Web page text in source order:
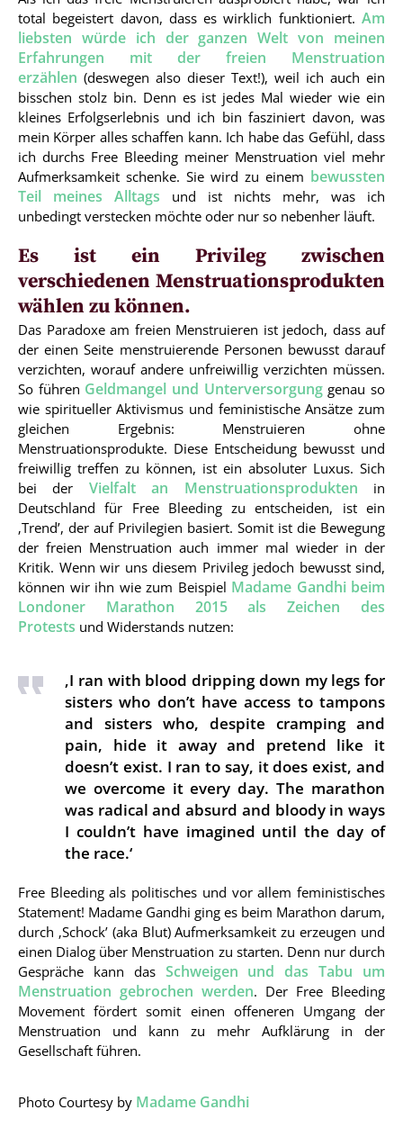
total begeistert davon, dass es wirklich funktioniert. Am
liebsten würde ich der ganzen Welt von meinen
Erfahrungen mit der freien Menstruation
erzählen (deswegen also dieser Text!), weil ich auch ein
bisschen stolz bin. Denn es ist jedes Mal wieder wie ein
kleines Erfolgserlebnis und ich bin fasziniert davon, was
mein Körper alles schaffen kann. Ich habe das Gefühl, dass
ich durchs Free Bleeding meiner Menstruation viel mehr
Aufmerksamkeit schenke. Sie wird zu einem bewussten
Teil meines Alltags und ist nichts mehr, was ich
unbedingt verstecken möchte oder nur so nebenher läuft.
Es ist ein Privileg zwischen
verschiedenen Menstruationsprodukten
wählen zu können.
Das Paradoxe am freien Menstruieren ist jedoch, dass auf
der einen Seite menstruierende Personen bewusst darauf
verzichten, worauf andere unfreiwillig verzichten müssen.
So führen Geldmangel und Unterversorgunggenau so
wie spiritueller Aktivismus und feministische Ansätze zum
gleichen Ergebnis: Menstruieren ohne
Menstruationsprodukte. Diese Entscheidung bewusst und
freiwillig treffen zu können, ist ein absoluter Luxus. Sich
bei der Vielfalt an Menstruationsprodukten in
Deutschland für Free Bleeding zu entscheiden, ist ein
‚Trend’, der auf Privilegien basiert. Somit ist die Bewegung
der freien Menstruation auch immer mal wieder in der
Kritik. Wenn wir uns diesem Privileg jedoch bewusst sind,
können wir ihn wie zum Beispiel Madame Gandhi beim
Londoner Marathon 2015 als Zeichen des
Protests und Widerstands nutzen:
‚I ran with blood dripping down my legs for
sisters who don’t have access to tampons
and sisters who, despite cramping and
pain, hide it away and pretend like it
doesn’t exist. I ran to say, it does exist, and
we overcome it every day. The marathon
was radical and absurd and bloody in ways
I couldn’t have imagined until the day of
the race.‘
Free Bleeding als politisches und vor allem feministisches
Statement! Madame Gandhi ging es beim Marathon darum,
durch ‚Schock’ (aka Blut) Aufmerksamkeit zu erzeugen und
einen Dialog über Menstruation zu starten. Denn nur durch
Gespräche kann das Schweigen und das Tabu um
Menstruation gebrochen werden. Der Free Bleeding
Movement fördert somit einen offeneren Umgang der
Menstruation und kann zu mehr Aufklärung in der
Gesellschaft führen.
Photo Courtesy by Madame Gandhi